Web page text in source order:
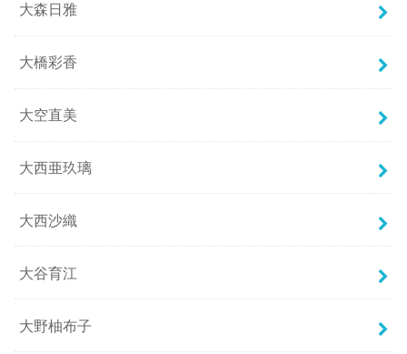
大森日雅
大橋彩香
大空直美
大西亜玖璃
大西沙織
大谷育江
大野柚布子